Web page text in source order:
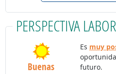
PERSPECTIVA
Buenas
Es muy
futuro.